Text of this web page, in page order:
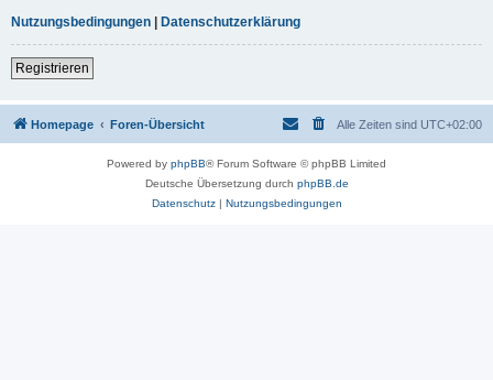
Nutzungsbedingungen | Datenschutzerklärung
Registrieren
Homepage Foren-Übersicht Alle Zeiten sind UTC+02:00
Powered by phpBB® Forum Software © phpBB Limited
Deutsche Übersetzung durch phpBB.de
Datenschutz| Nutzungsbedingungen